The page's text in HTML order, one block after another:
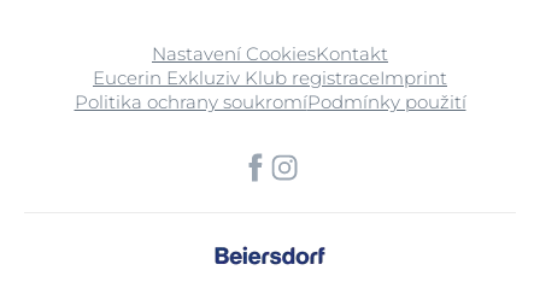
Nastavení CookiesKontakt
Eucerin Exkluziv Klub registraceImprint
Politika ochrany soukromíPodmínky použití